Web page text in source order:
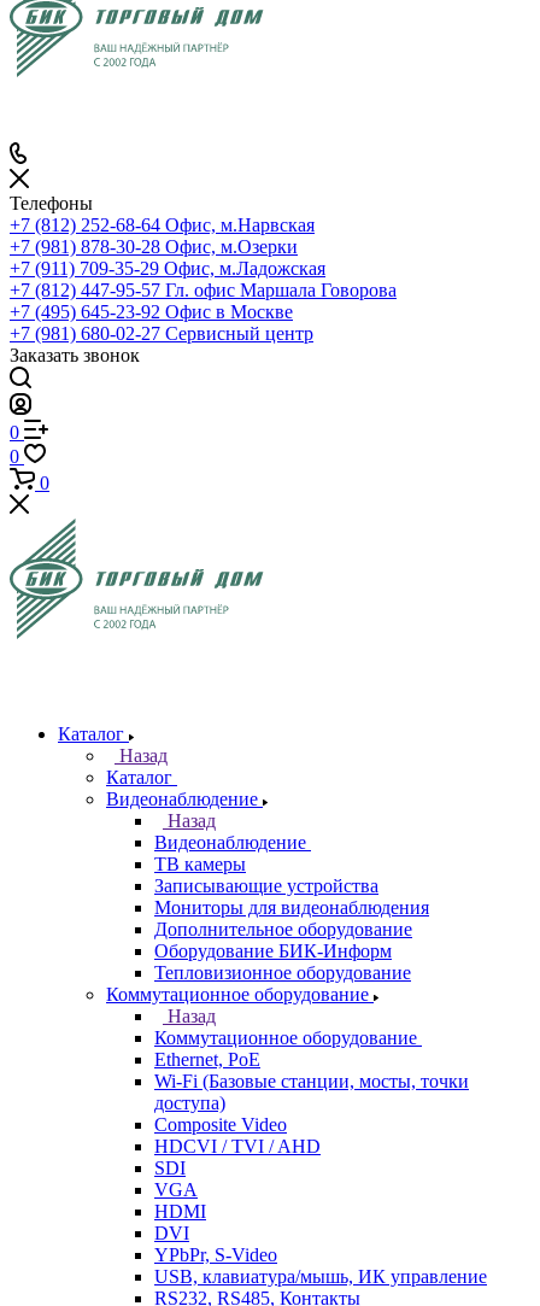
Телефоны
+7 (812) 252-68-64 Офис, м.Нарвская
+7 (981) 878-30-28 Офис, м.Озерки
+7 (911) 709-35-29 Офис, м.Ладожская
+7 (812) 447-95-57 Гл. офис Маршала Говорова
+7 (495) 645-23-92 Офис в Москве
+7 (981) 680-02-27 Сервисный центр
Заказать звонок
0
0
0
Каталог
Назад
Каталог
Видеонаблюдение
Назад
Видеонаблюдение
ТВ камеры
Записывающие устройства
Мониторы для видеонаблюдения
Дополнительное оборудование
Оборудование БИК-Информ
Тепловизионное оборудование
Коммутационное оборудование
Назад
Коммутационное оборудование
Ethernet, PoE
Wi-Fi (Базовые станции, мосты, точки
доступа)
Composite Video
HDCVI / TVI / AHD
SDI
VGA
HDMI
DVI
YPbPr, S-Video
USB, клавиатура/мышь, ИК управление
RS232, RS485, Контакты